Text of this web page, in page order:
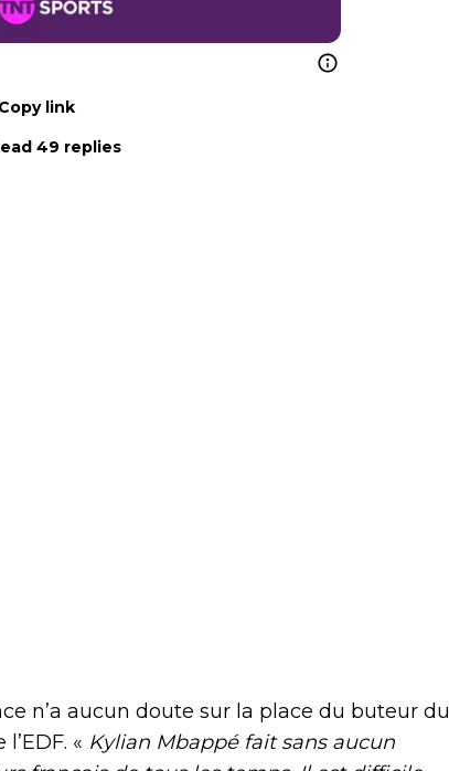
Copy link
49 replies
n’a aucun doute sur la place du buteur du
« Kylian Mbappé fait sans aucun